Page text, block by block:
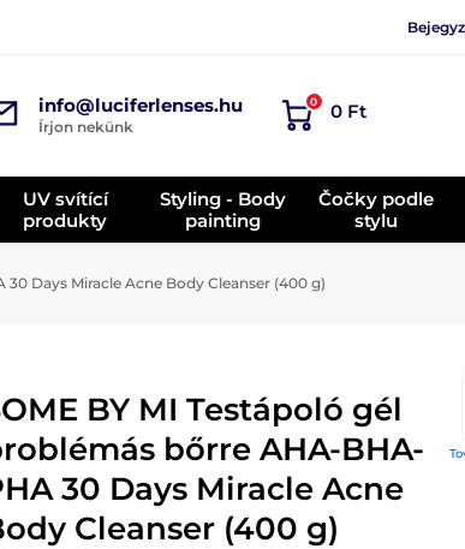
info@luciferlenses.hu
Írjon nekünk
0 0 Ft
UV svítící
produkty
Styling - Body
painting
Čočky podle
stylu
Days Miracle Acne Body Cleanser (400 g)
BY MI Testápoló gél
bőrre AHA-BHA-
30 Days Miracle Acne
Cleanser (400 g)